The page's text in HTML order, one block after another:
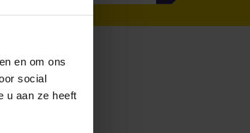
en om ons
social
u aan ze heeft